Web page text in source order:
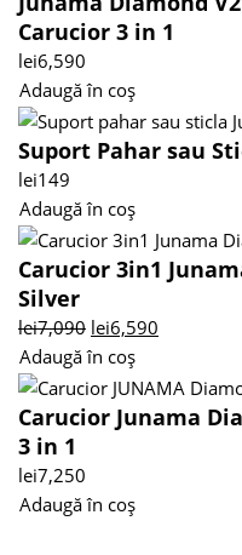
Carucior 3 in 1
lei6,590
Adaugă în coș
Suport Pahar sau
lei149
Adaugă în coș
Carucior 3in1
Silver
lei7,090 lei6,590
Adaugă în coș
Carucior Junama
3 in 1
lei7,250
Adaugă în coș